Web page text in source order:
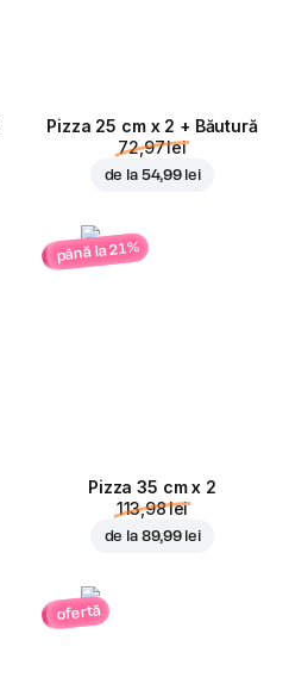
Pizza 25 cm x 2 + Băutură
72,97 lei
de la 54,99 lei
până la 21%
Pizza 35 cm x 2
113,98 lei
de la 89,99 lei
ofertă